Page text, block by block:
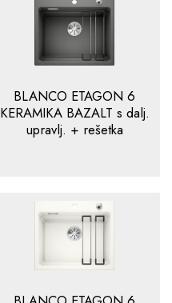
BLANCO ETAGON 6
KERAMIKA BAZALT s dalj.
upravlj. + rešetka